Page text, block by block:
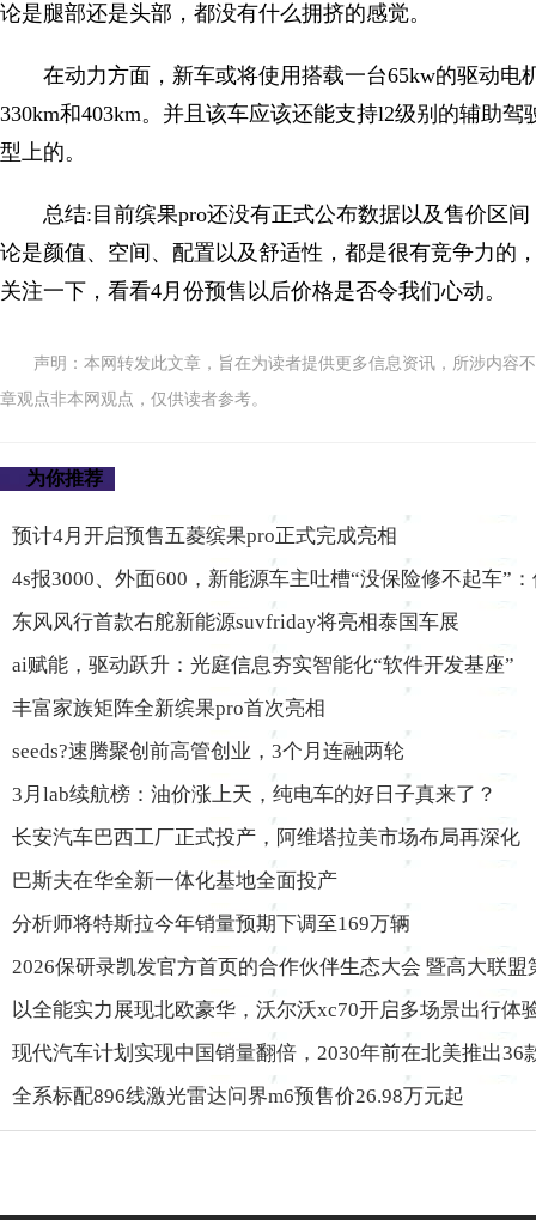
论是腿部还是头部，都没有什么拥挤的感觉。
在动力方面，新车或将使用搭载一台65kw的驱动
330km和403km。并且该车应该还能支持l2级别的辅助
型上的。
总结:目前缤果pro还没有正式公布数据以及售价区
论是颜值、空间、配置以及舒适性，都是很有竞争力的
关注一下，看看4月份预售以后价格是否令我们心动。
声明：本网转发此文章，旨在为读者提供更多信息资讯，所涉内容
章观点非本网观点，仅供读者参考。
为你推荐
预计4月开启预售五菱缤果pro正式完成亮相
4s报3000、外面600，新能源车主吐槽“没保险修不起车”
东风风行首款右舵新能源suvfriday将亮相泰国车展
ai赋能，驱动跃升：光庭信息夯实智能化“软件开发基座”
丰富家族矩阵全新缤果pro首次亮相
seeds?速腾聚创前高管创业，3个月连融两轮
3月lab续航榜：油价涨上天，纯电车的好日子真来了？
长安汽车巴西工厂正式投产，阿维塔拉美市场布局再深化
巴斯夫在华全新一体化基地全面投产
分析师将特斯拉今年销量预期下调至169万辆
2026保研录凯发官方首页的合作伙伴生态大会 暨高大联
以全能实力展现北欧豪华，沃尔沃xc70开启多场景出行体
现代汽车计划实现中国销量翻倍，2030年前在北美推出36
全系标配896线激光雷达问界m6预售价26.98万元起